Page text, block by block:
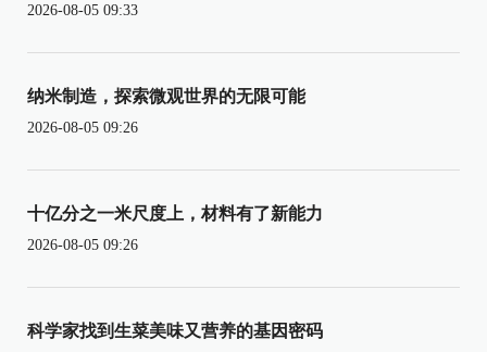
2026-08-05 09:33
纳米制造，探索微观世界的无限可能
2026-08-05 09:26
十亿分之一米尺度上，材料有了新能力
2026-08-05 09:26
科学家找到生菜美味又营养的基因密码